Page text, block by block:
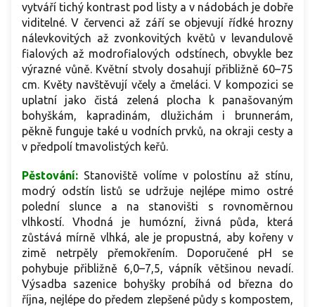
vytváří tichý kontrast pod listy a v nádobách je dobře
viditelné. V červenci až září se objevují řídké hrozny
nálevkovitých až zvonkovitých květů v levandulově
fialových až modrofialových odstínech, obvykle bez
výrazné vůně. Květní stvoly dosahují přibližně 60–75
cm. Květy navštěvují včely a čmeláci. V kompozici se
uplatní jako čistá zelená plocha k panašovaným
bohyškám, kapradinám, dlužichám i brunnerám,
pěkně funguje také u vodních prvků, na okraji cesty a
v předpolí tmavolistých keřů.
Pěstování: Stanoviště volíme v polostínu až stínu,
modrý odstín listů se udržuje nejlépe mimo ostré
polední slunce a na stanovišti s rovnoměrnou
vlhkostí. Vhodná je humózní, živná půda, která
zůstává mírně vlhká, ale je propustná, aby kořeny v
zimě netrpěly přemokřením. Doporučené pH se
pohybuje přibližně 6,0–7,5, vápník většinou nevadí.
Výsadba sazenice bohyšky probíhá od března do
října, nejlépe do předem zlepšené půdy s kompostem,